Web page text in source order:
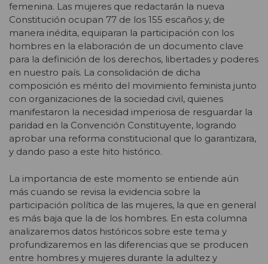
femenina. Las mujeres que redactarán la nueva
Constitución ocupan 77 de los 155 escaños y, de
manera inédita, equiparan la participación con los
hombres en la elaboración de un documento clave
para la definición de los derechos, libertades y poderes
en nuestro país. La consolidación de dicha
composición es mérito del movimiento feminista junto
con organizaciones de la sociedad civil, quienes
manifestaron la necesidad imperiosa de resguardar la
paridad en la Convención Constituyente, logrando
aprobar una reforma constitucional que lo garantizara,
y dando paso a este hito histórico.
La importancia de este momento se entiende aún
más cuando se revisa la evidencia sobre la
participación política de las mujeres, la que en general
es más baja que la de los hombres. En esta columna
analizaremos datos históricos sobre este tema y
profundizaremos en las diferencias que se producen
entre hombres y mujeres durante la adultez y